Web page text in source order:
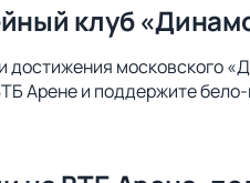
клуб
достижения московского
Арене и поддержите